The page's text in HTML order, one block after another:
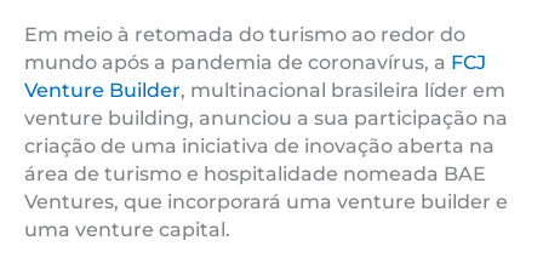
Em meio à retomada do turismo ao redor do
mundo após a pandemia de coronavírus, a FCJ
Venture Builder, multinacional brasileira líder em
venture building, anunciou a sua participação na
criação de uma iniciativa de inovação aberta na
área de turismo e hospitalidade nomeada BAE
Ventures, que incorporará uma venture builder e
uma venture capital.